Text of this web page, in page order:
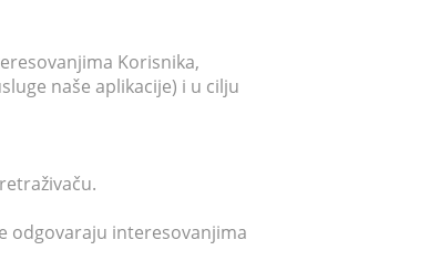
Korisnika,
naše aplikacije) i u cilju
odgovaraju interesovanjima